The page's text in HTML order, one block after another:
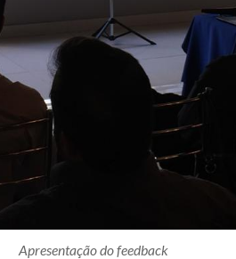
Apresentação do feedback